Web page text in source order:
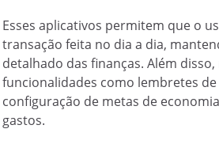
Esses aplicativos permitem que o
transação feita no dia a dia,
detalhado das finanças. Além
funcionalidades como lembretes
configuração de metas de
gastos.